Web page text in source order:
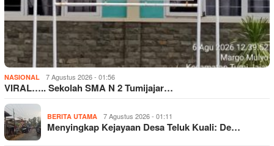
NASIONAL 7 Agustus 2026 - 01:56
VIRAL….. Sekolah SMA N 2 Tumijajar…
BERITA UTAMA 7 Agustus 2026 - 01:11
Menyingkap Kejayaan Desa Teluk Kuali: De…